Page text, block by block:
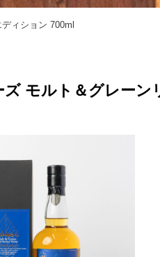
ィション 700ml
ズ モルト＆グレー